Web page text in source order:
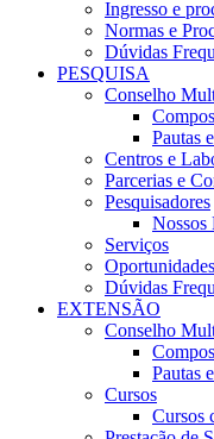
Ingresso e
Normas e
Dúvidas
PESQUISA
Conselho
Pautas
Centros e
Parcerias e
Pesquisadores
Nossos
Serviços
Dúvidas
EXTENSÃO
Conselho
Pautas
Cursos
Cursos